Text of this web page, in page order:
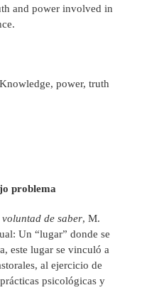
and power involved in
power, truth
problema
de saber, M.
Un “lugar” donde se
este lugar se vinculó a
al ejercicio de
psicológicas y